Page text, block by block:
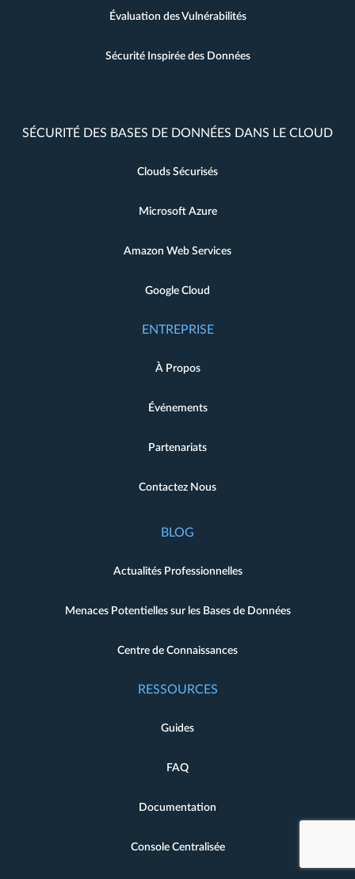
Évaluation des Vulnérabilités
Sécurité Inspirée des Données
SÉCURITÉ DES BASES DE DONNÉES DANS LE CLOUD
Clouds Sécurisés
Microsoft Azure
Amazon Web Services
Google Cloud
ENTREPRISE
À Propos
Événements
Partenariats
Contactez Nous
BLOG
Actualités Professionnelles
Menaces Potentielles sur les Bases de Données
Centre de Connaissances
RESSOURCES
Guides
FAQ
Documentation
Console Centralisée